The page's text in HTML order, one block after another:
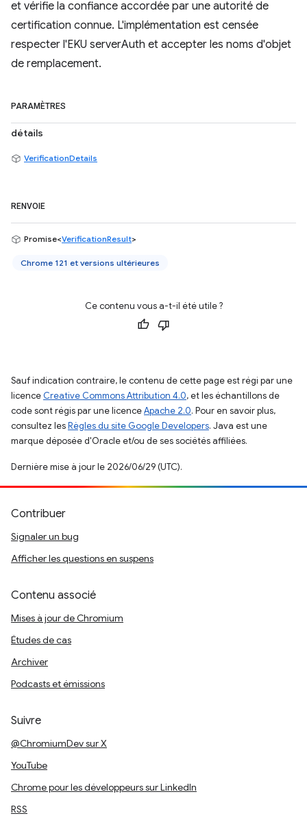
et vérifie la confiance accordée par une autorité de
certification connue. L'implémentation est censée
respecter l'EKU serverAuth et accepter les noms d'objet
de remplacement.
PARAMÈTRES
détails
VerificationDetails
RENVOIE
Promise<VerificationResult>
Chrome 121 et versions ultérieures
Ce contenu vous a-t-il été utile ?
Sauf indication contraire, le contenu de cette page est régi par une
licence Creative Commons Attribution 4.0, et les échantillons de
code sont régis par une licenceApache 2.0. Pour en savoir plus,
consultez lesRègles du site Google Developers. Java est une
marque déposée d'Oracle et/ou de ses sociétés affiliées.
Dernière mise à jour le 2026/06/29 (UTC).
Contribuer
Signaler un bug
Afficher les questions en suspens
Contenu associé
Mises à jour de Chromium
Études de cas
Archiver
Podcasts et émissions
Suivre
@ChromiumDev sur X
YouTube
Chrome pour les développeurs sur LinkedIn
RSS